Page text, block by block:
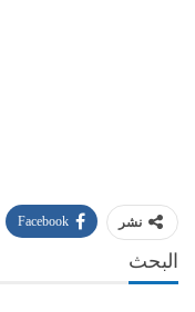
نشر Facebook
البحث